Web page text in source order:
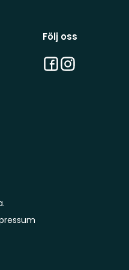
Följ oss
Facebook
Instagram